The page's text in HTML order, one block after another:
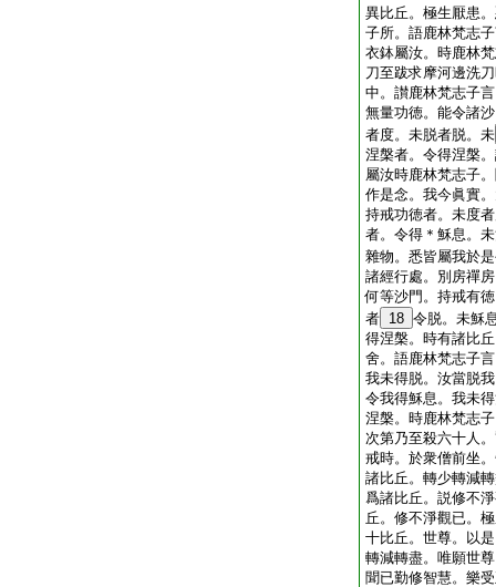
異比丘。極生厭患
子所。語鹿林梵志
衣鉢屬汝。時鹿林
刀至跋求摩河邊洗
中。讃鹿林梵志子
無量功徳。能令諸
者度。未脱者脱。未
涅槃者。令得涅槃
屬汝時鹿林梵志子
作是念。我今眞實
持戒功徳者。未度
者。令得＊穌息。
雜物。悉皆屬我於
諸經行處。別房禪
何等沙門。持戒有
者 18 令脱。未穌
得涅槃。時有諸比
舍。語鹿林梵志子
我未得脱。汝當脱
令我得穌息。我未
涅槃。時鹿林梵志
次第乃至殺六十人
戒時。於衆僧前坐
諸比丘。轉少轉減
爲諸比丘。説修不
丘。修不淨觀已。
十比丘。世尊。以
轉減轉盡。唯願世
聞已勤修智慧。樂